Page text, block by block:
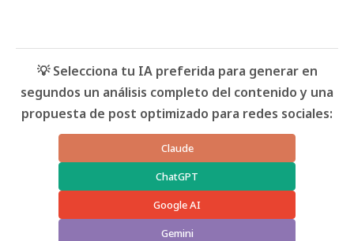
💡 Selecciona tu IA preferida para generar en
segundos un análisis completo del contenido y una
propuesta de post optimizado para redes sociales:
Claude
ChatGPT
Google AI
Gemini